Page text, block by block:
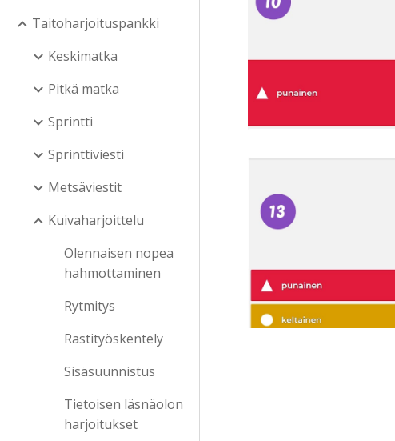
Taitoharjoituspankki
Keskimatka
Pitkä matka
Sprintti
Sprinttiviesti
Metsäviestit
Kuivaharjoittelu
Olennaisen nopea
hahmottaminen
Rytmitys
Rastityöskentely
Sisäsuunnistus
Tietoisen läsnäolon
harjoitukset